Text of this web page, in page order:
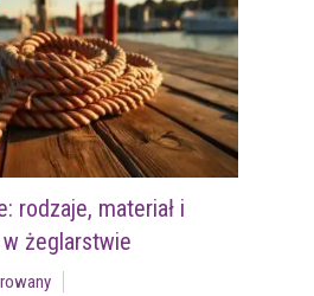
rodzaje, materiał i
żeglarstwie